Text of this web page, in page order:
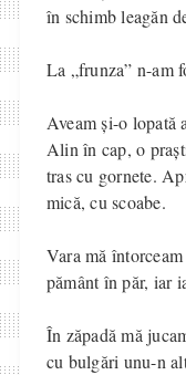
în schimb leagăn
La „frunza” n-am
Aveam și-o lopată
Alin în cap, o
tras cu gornete.
mică, cu scoabe.
Vara mă
pământ în păr, iar
În zăpadă mă
cu bulgări unu-n